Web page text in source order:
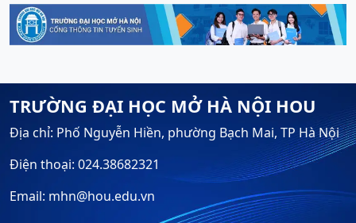
TRƯỜNG ĐẠI HỌC MỞ HÀ NỘI HOU
Địa chỉ: Phố Nguyễn Hiền, phường Bạch Mai, TP Hà Nội
Điện thoại: 024.38682321
Email: mhn@hou.edu.vn